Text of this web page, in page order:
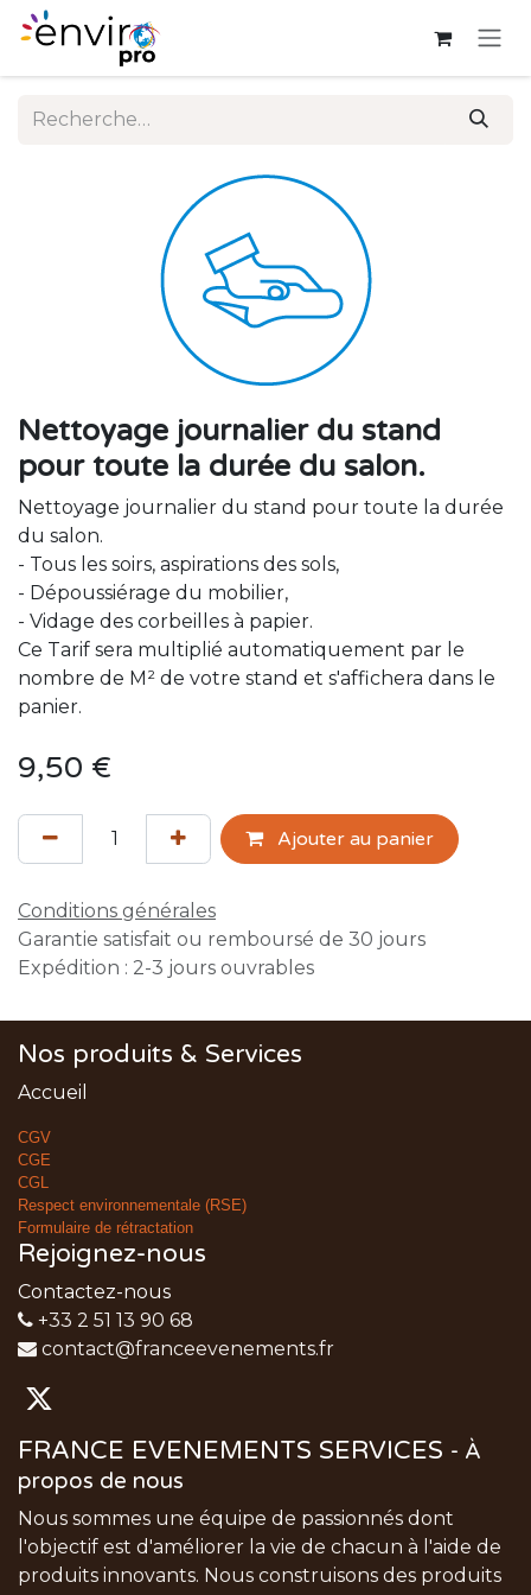
Se rendre au contenu
Nettoyage journalier du stand
pour toute la durée du salon.
Nettoyage journalier du stand pour toute la durée
du salon.
- Tous les soirs, aspirations des sols,
- Dépoussiérage du mobilier,
- Vidage des corbeilles à papier.
Ce Tarif sera multiplié automatiquement par le
nombre de M² de votre stand et s'affichera dans le
panier.
9,50 €
Ajouter au panier
Conditions générales
Garantie satisfait ou remboursé de 30 jours
Expédition : 2-3 jours ouvrables
Nos produits & Services
Accueil
CGV
CGE
CGL
Respect environnementale (RSE)
Formulaire de rétractation
Rejoignez-nous
Contactez-nous
+33 2 51 13 90 68
contact@franceevenements.fr
FRANCE EVENEMENTS SERVICES - À
propos de nous
Nous sommes une équipe de passionnés dont
l'objectif est d'améliorer la vie de chacun à l'aide de
produits innovants. Nous construisons des produits